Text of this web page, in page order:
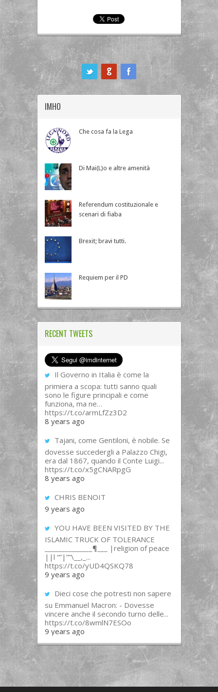
IMHO
Che cosa fa la Lega
Di Mai(L)o e altre amenità
Referendum costituzionale e
scenari di fiaba
Brexit; bravi tutti.
Requiem per il PD
RECENT TWEETS
Il Governo in Italia è come la
primiera a scopa: tutti sanno quali
sono le figure principali e come
funziona, ma ne…
https://t.co/armLfZz3D2
8 years ago
Tajani, come Gentiloni, è nobile. Se
dovesse succedergli a Palazzo Chigi,
era dal 1867, quando il Conte Luigi...
https://t.co/x5gCNARpgG
8 years ago
CHRIS BENOIT
9 years ago
YOU HAVE BEEN VISITED BY THE
ISLAMIC TRUCK OF TOLERANCE
______________¶___ |religion of peace
||l “”|””\__,_...
https://t.co/yUD4QSKQ78
9 years ago
Dieci cose che potresti non sapere
su Emmanuel Macron: - Dovesse
vincere anche il secondo turno delle...
https://t.co/8wmlN7ESOo
9 years ago